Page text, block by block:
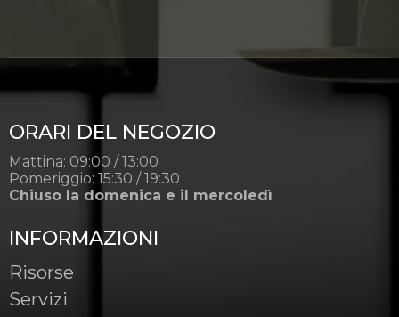
ORARI DEL NEGOZIO
Mattina: 09:00 / 13:00
Pomeriggio: 15:30 / 19:30
Chiuso la domenica e il mercoledì
INFORMAZIONI
Risorse
Servizi